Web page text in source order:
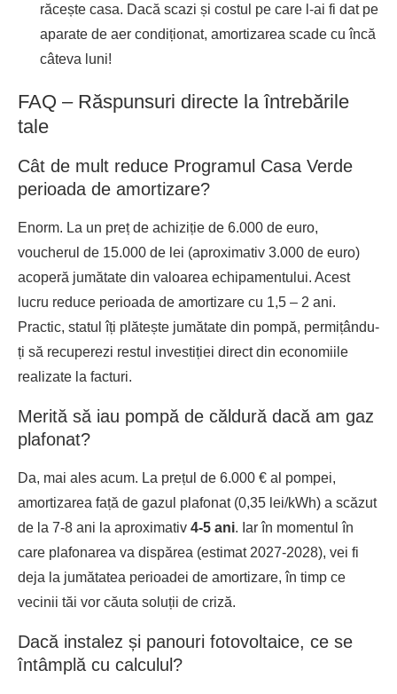
răcește casa. Dacă scazi și costul pe care l-ai fi dat pe
aparate de aer condiționat, amortizarea scade cu încă
câteva luni!
FAQ – Răspunsuri directe la întrebările
tale
Cât de mult reduce Programul Casa Verde
perioada de amortizare?
Enorm. La un preț de achiziție de 6.000 de euro,
voucherul de 15.000 de lei (aproximativ 3.000 de euro)
acoperă jumătate din valoarea echipamentului. Acest
lucru reduce perioada de amortizare cu 1,5 – 2 ani.
Practic, statul îți plătește jumătate din pompă, permițându-
ți să recuperezi restul investiției direct din economiile
realizate la facturi.
Merită să iau pompă de căldură dacă am gaz
plafonat?
Da, mai ales acum. La prețul de 6.000 € al pompei,
amortizarea față de gazul plafonat (0,35 lei/kWh) a scăzut
de la 7-8 ani la aproximativ 4-5 ani. Iar în momentul în
care plafonarea va dispărea (estimat 2027-2028), vei fi
deja la jumătatea perioadei de amortizare, în timp ce
vecinii tăi vor căuta soluții de criză.
Dacă instalez și panouri fotovoltaice, ce se
întâmplă cu calculul?